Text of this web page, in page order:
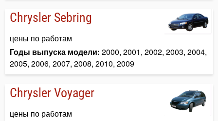
Chrysler Sebring
цены по работам
Годы выпуска модели: 2000, 2001, 2002, 2003, 2004,
2005, 2006, 2007, 2008, 2010, 2009
Chrysler Voyager
цены по работам